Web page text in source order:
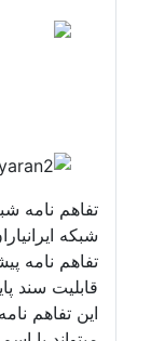
تفاهم نامه
شبکه
تفاهم نامه
قابلیت سند
این تفاهم